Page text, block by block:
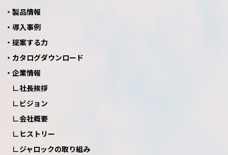
製品情報
導入事例
提案する力
カタログダウンロード
企業情報
社長挨拶
ビジョン
会社概要
ヒストリー
ジャロックの取り組み